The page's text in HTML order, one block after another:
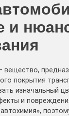
и
покрытия
изначальный
и